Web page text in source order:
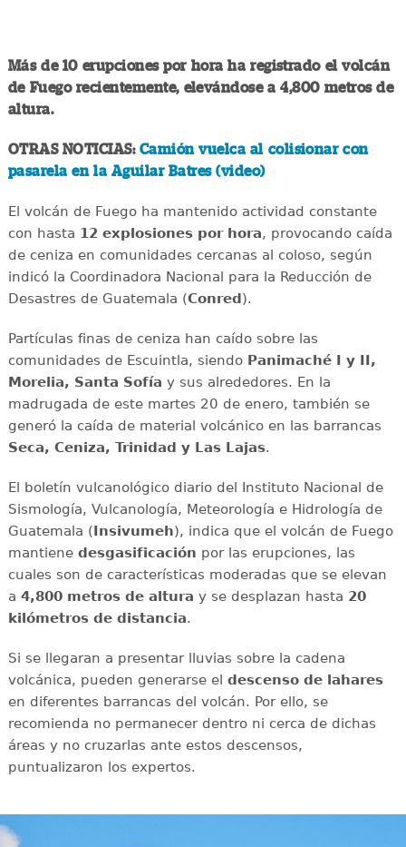
Más de 10 erupciones por hora ha registrado el volcán
de Fuego recientemente, elevándose a 4,800 metros de
altura.
OTRAS NOTICIAS: Camión vuelca al colisionar con
pasarela en la Aguilar Batres (video)
El volcán de Fuego ha mantenido actividad constante
con hasta 12 explosiones por hora, provocando caída
de ceniza en comunidades cercanas al coloso, según
indicó la Coordinadora Nacional para la Reducción de
Desastres de Guatemala (Conred).
Partículas finas de ceniza han caído sobre las
comunidades de Escuintla, siendo Panimaché I y II,
Morelia, Santa Sofía y sus alrededores. En la
madrugada de este martes 20 de enero, también se
generó la caída de material volcánico en las barrancas
Seca, Ceniza, Trinidad y Las Lajas.
El boletín vulcanológico diario del Instituto Nacional de
Sismología, Vulcanología, Meteorología e Hidrología de
Guatemala (Insivumeh), indica que el volcán de Fuego
mantiene desgasificación por las erupciones, las
cuales son de características moderadas que se elevan
a 4,800 metros de altura y se desplazan hasta 20
kilómetros de distancia.
Si se llegaran a presentar lluvias sobre la cadena
volcánica, pueden generarse el descenso de lahares
en diferentes barrancas del volcán. Por ello, se
recomienda no permanecer dentro ni cerca de dichas
áreas y no cruzarlas ante estos descensos,
puntualizaron los expertos.